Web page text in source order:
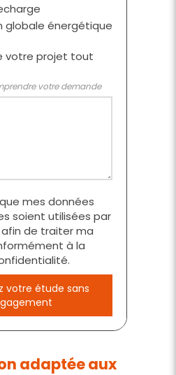
globale énergétique
votre projet tout
votre demande
mes données
soient utilisées par
afin de traiter ma
à la
votre étude sans
adaptée aux